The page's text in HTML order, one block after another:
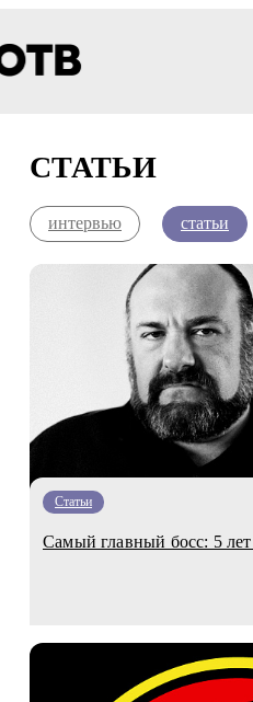
СТАТЬИ
интервью статьи
Статьи
Самый главный босс: 5